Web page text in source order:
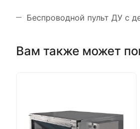
Беспроводной пульт ДУ с
Вам также может